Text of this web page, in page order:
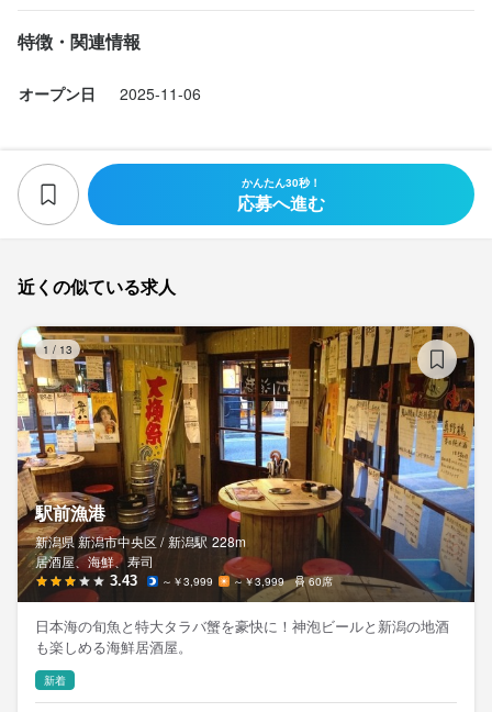
特徴・関連情報
オープン日 2025-11-06
かんたん30秒！
応募へ進む
近くの似ている求人
1 / 13
駅前漁港
新潟県 新潟市中央区 / 新潟駅 228m
居酒屋、海鮮、寿司
3.43 ～￥3,999 ～￥3,999 60席
日本海の旬魚と特大タラバ蟹を豪快に！神泡ビールと新潟の地酒
も楽しめる海鮮居酒屋。
新着
新潟県新潟市中央区東大通1-2-1 第2マルカビル 8F
株式会社第一興商 飲食事業部
最終更新日2026/03/27
店名
全席個室 じぶんどき 新潟駅前店
勤務地
法人名・事業者名
株式会社第一興商 飲食事業部
勤務地
新潟県新潟市中央区東大通1-2-1 第2マルカビル 8F
法人名・事業者名
最終更新日2026/03/27